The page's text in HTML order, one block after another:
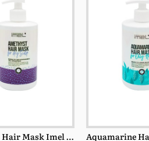
Amethyst Hair Mask Imel κατά της ξηροδερμίας 500ml